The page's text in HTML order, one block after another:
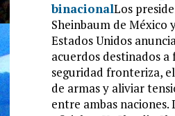
binacionalLos
Sheinbaum de México
Estados Unidos
acuerdos destinados
seguridad fronteriza,
de armas y aliviar
entre ambas naciones.